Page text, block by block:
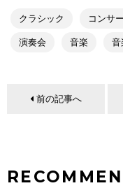
クラシック コンサ
演奏会 音楽 音
前の記事へ